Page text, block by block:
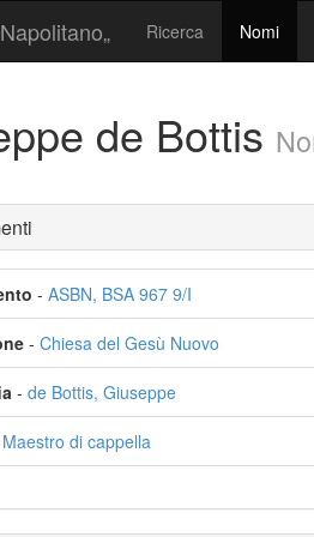
Ricerca Nomi
de Bottis
- ASBN, BSA 967 9/I
- Chiesa del Gesù Nuovo
- de Bottis, Giuseppe
Maestro di cappella